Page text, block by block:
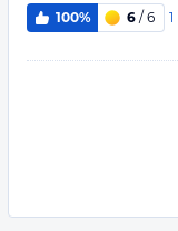
100% 6 / 6 1